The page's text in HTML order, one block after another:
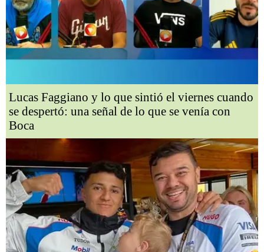
Lucas Faggiano y lo que sintió el viernes cuando
se despertó: una señal de lo que se venía con
Boca